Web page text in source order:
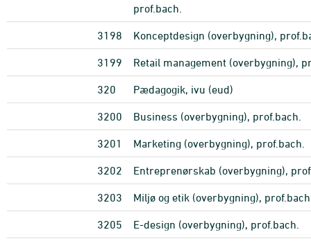
prof.bach.
3198 Konceptdesign (overbygning),
3199 Retail management (overbygning),
320 Pædagogik, ivu (eud)
3200 Business (overbygning), prof.bach.
3201 Marketing (overbygning), prof.bach.
3202 Entreprenørskab (overbygning),
3203 Miljø og etik (overbygning),
3205 E-design (overbygning), prof.bach.